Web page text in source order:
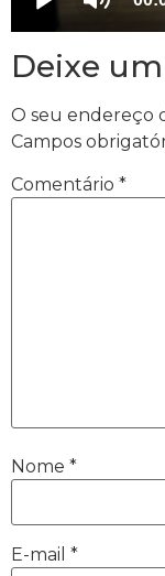
Deixe
O seu endereço
Campos
Comentário *
Nome *
E-mail *